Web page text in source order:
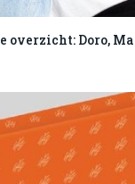
overzicht: Doro,